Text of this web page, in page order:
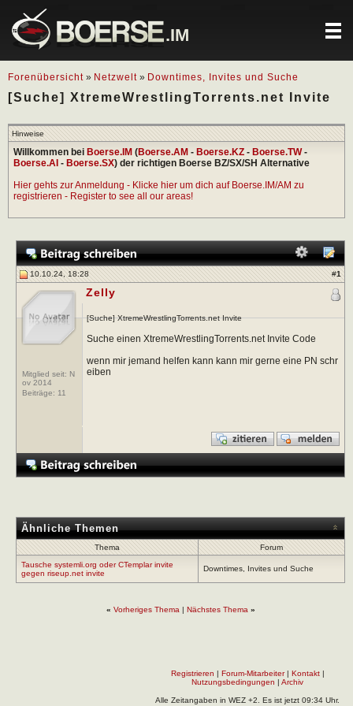
.IM
Forenübersicht » Netzwelt » Downtimes, Invites und Suche
[Suche] XtremeWrestlingTorrents.net Invite
Hinweise
Willkommen bei Boerse.IM (Boerse.AM - Boerse.KZ - Boerse.TW-
Boerse.AI - Boerse.SX) der richtigen Boerse BZ/SX/SH Alternative
Hier gehts zur Anmeldung - Klicke hier um dich auf Boerse.IM/AM zu
registrieren - Register to see all our areas!
10.10.24, 18:28 #1
Mitglied seit: N
ov 2014
Beiträge: 11
Zelly
[Suche] XtremeWrestlingTorrents.net Invite
Suche einen XtremeWrestlingTorrents.net Invite Code
wenn mir jemand helfen kann kann mir gerne eine PN schr
eiben
Ähnliche Themen
Thema
Forum
Tausche systemli.org oder CTemplar invite
gegen riseup.net invite
Downtimes, Invites und Suche
« Vorheriges Thema | Nächstes Thema »
Registrieren | Forum-Mitarbeiter| Kontakt|
Nutzungsbedingungen | Archiv
Alle Zeitangaben in WEZ +2. Es ist jetzt 09:34 Uhr.